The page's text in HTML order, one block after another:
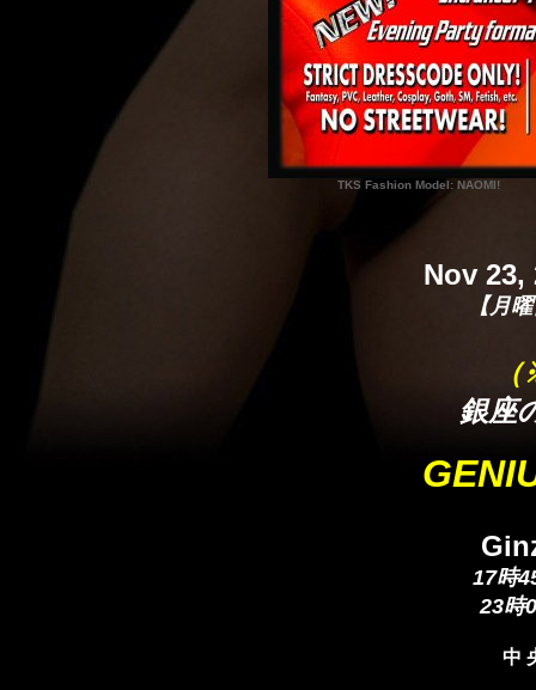
TKS Fashion Model:
Nov 23,
【月
銀座
17時
23時
中